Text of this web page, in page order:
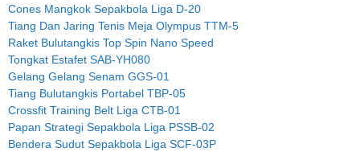
Cones Mangkok Sepakbola Liga D-20
Tiang Dan Jaring Tenis Meja Olympus TTM-5
Raket Bulutangkis Top Spin Nano Speed
Tongkat Estafet SAB-YH080
Gelang Gelang Senam GGS-01
Tiang Bulutangkis Portabel TBP-05
Crossfit Training Belt Liga CTB-01
Papan Strategi Sepakbola Liga PSSB-02
Bendera Sudut Sepakbola Liga SCF-03P